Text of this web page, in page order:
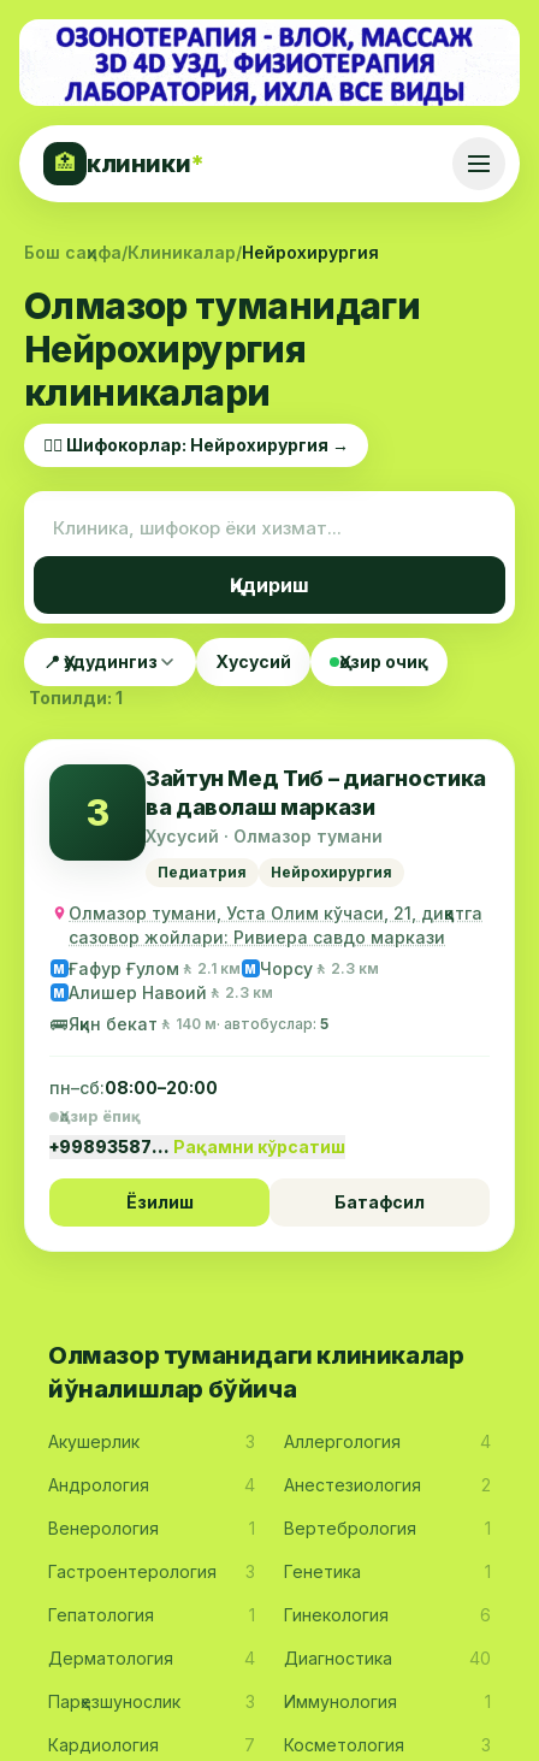
🏥 клиники*
Бош саҳифа/Клиникалар/Нейрохирургия
Олмазор туманидаги
Нейрохирургия
клиникалари
👨‍⚕️ Шифокорлар: Нейрохирургия →
Қидириш
📍 Ҳудудингиз Хусусий
Ҳозир очиқ
Топилди: 1
З
Зайтун Мед Тиб – диагностика
ва даволаш маркази
Хусусий · Олмазор тумани
Педиатрия Нейрохирургия
Олмазор тумани, Уста Олим кўчаси, 21, диққатга
сазовор жойлари: Ривиера савдо маркази
М Ғафур Ғулом 🚶 2.1 км М Чорсу 🚶 2.3 км
М Алишер Навоий 🚶 2.3 км
🚌Яқин бекат 🚶 140 м· автобуслар: 5
пн–сб:08:00–20:00
Ҳозир ёпиқ
+99893587… Рақамни кўрсатиш
Ёзилиш Батафсил
Олмазор туманидаги клиникалар
йўналишлар бўйича
Акушерлик 3 Аллергология 4
Андрология 4 Анестезиология 2
Венерология 1 Вертебрология 1
Гастроентерология 3 Генетика 1
Гепатология 1 Гинекология 6
Дерматология 4 Диагностика 40
Парҳезшунослик 3 Иммунология 1
Кардиология 7 Косметология 3